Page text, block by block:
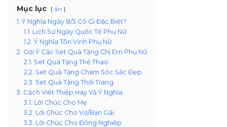
Mục lục ẩn
1. Ý Nghĩa Ngày 8/3 Có Gì Đặc Biệt?
1.1. Lịch Sử Ngày Quốc Tế Phụ Nữ
1.2. Ý Nghĩa Tôn Vinh Phụ Nữ
2. Gợi Ý Các Set Quà Tặng Chị Em Phụ Nữ
2.1. Set Quà Tặng Thể Thao
2.2. Set Quà Tặng Chăm Sóc Sắc Đẹp
2.3. Set Quà Tặng Thời Trang
3. Cách Viết Thiệp Hay Và Ý Nghĩa
3.1. Lời Chúc Cho Mẹ
3.2. Lời Chúc Cho Vợ/Bạn Gái
3.3. Lời Chúc Cho Đồng Nghiệp